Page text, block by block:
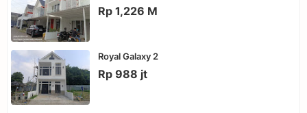
Rp 1,226 M
Royal Galaxy 2
Rp 988 jt